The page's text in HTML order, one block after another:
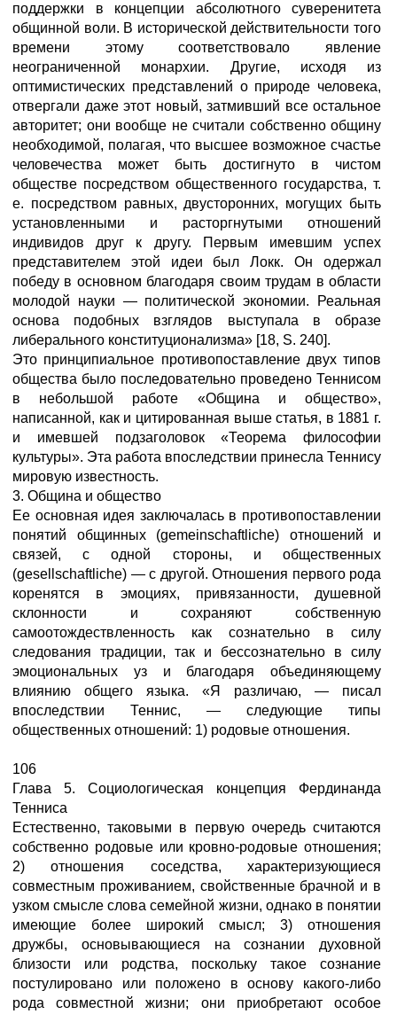
поддержки в концепции абсолютного суверенитета
общинной воли. В исторической действительности того
времени этому соответствовало явление
неограниченной монархии. Другие, исходя из
оптимистических представлений о природе человека,
отвергали даже этот новый, затмивший все остальное
авторитет; они вообще не считали собственно общину
необходимой, полагая, что высшее возможное счастье
человечества может быть достигнуто в чистом
обществе посредством общественного государства, т.
е. посредством равных, двусторонних, могущих быть
установленными и расторгнутыми отношений
индивидов друг к другу. Первым имевшим успех
представителем этой идеи был Локк. Он одержал
победу в основном благодаря своим трудам в области
молодой науки — политической экономии. Реальная
основа подобных взглядов выступала в образе
либерального конституционализма» [18, S. 240].
Это принципиальное противопоставление двух типов
общества было последовательно проведено Теннисом
в небольшой работе «Община и общество»,
написанной, как и цитированная выше статья, в 1881 г.
и имевшей подзаголовок «Теорема философии
культуры». Эта работа впоследствии принесла Теннису
мировую известность.
3. Община и общество
Ее основная идея заключалась в противопоставлении
понятий общинных (gemeinschaftliche) отношений и
связей, с одной стороны, и общественных
(gesellschaftliche) — с другой. Отношения первого рода
коренятся в эмоциях, привязанности, душевной
склонности и сохраняют собственную
самоотождествленность как сознательно в силу
следования традиции, так и бессознательно в силу
эмоциональных уз и благодаря объединяющему
влиянию общего языка. «Я различаю, — писал
впоследствии Теннис, — следующие типы
общественных отношений: 1) родовые отношения.
106
Глава 5. Социологическая концепция Фердинанда
Тенниса
Естественно, таковыми в первую очередь считаются
собственно родовые или кровно-родовые отношения;
2) отношения соседства, характеризующиеся
совместным проживанием, свойственные брачной и в
узком смысле слова семейной жизни, однако в понятии
имеющие более широкий смысл; 3) отношения
дружбы, основывающиеся на сознании духовной
близости или родства, поскольку такое сознание
постулировано или положено в основу какого-либо
рода совместной жизни; они приобретают особое